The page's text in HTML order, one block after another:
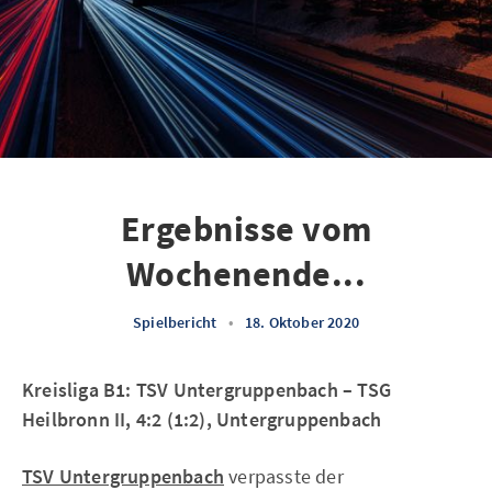
Ergebnisse vom
Wochenende...
Spielbericht • 18. Oktober 2020
Kreisliga B1: TSV Untergruppenbach – TSG
Heilbronn II, 4:2 (1:2), Untergruppenbach
TSV Untergruppenbach verpasste der